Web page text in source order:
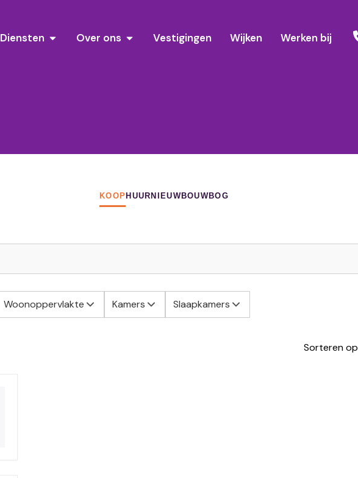
Diensten Over ons Vestigingen Wijken Werken bij
KOOP HUUR NIEUWBOUWBOG
Woonoppervlakte Kamers Slaapkamers
Sorteren op